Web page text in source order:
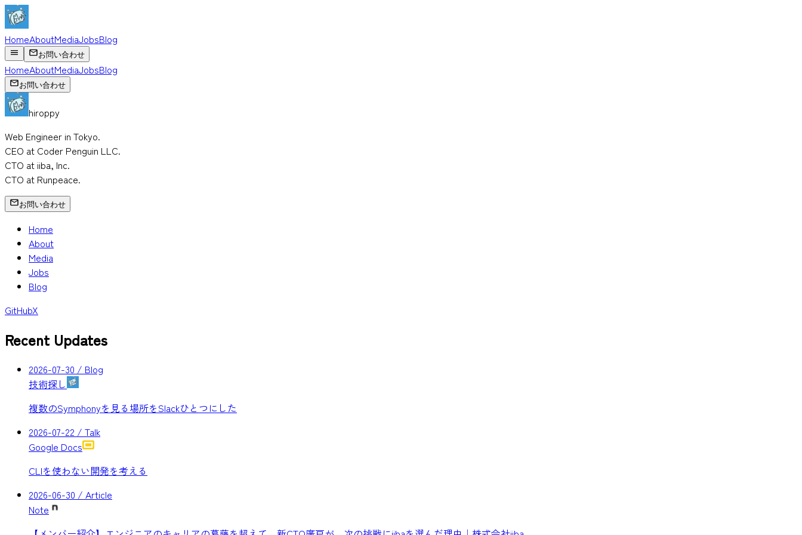
HomeAboutMediaJobsBlog
お問い合わせ
HomeAboutMediaJobsBlog
お問い合わせ
hiroppy
Web Engineer in Tokyo.
CEO at Coder Penguin LLC.
CTO at iiba, Inc.
CTO at Runpeace.
お問い合わせ
Home
About
Media
Jobs
Blog
GitHubX
Recent Updates
2026-07-30 / Blog
技術探し
複数のSymphonyを見る場所をSlackひとつにした
2026-07-22 / Talk
Google Docs
CLIを使わない開発を考える
2026-06-30 / Article
Note